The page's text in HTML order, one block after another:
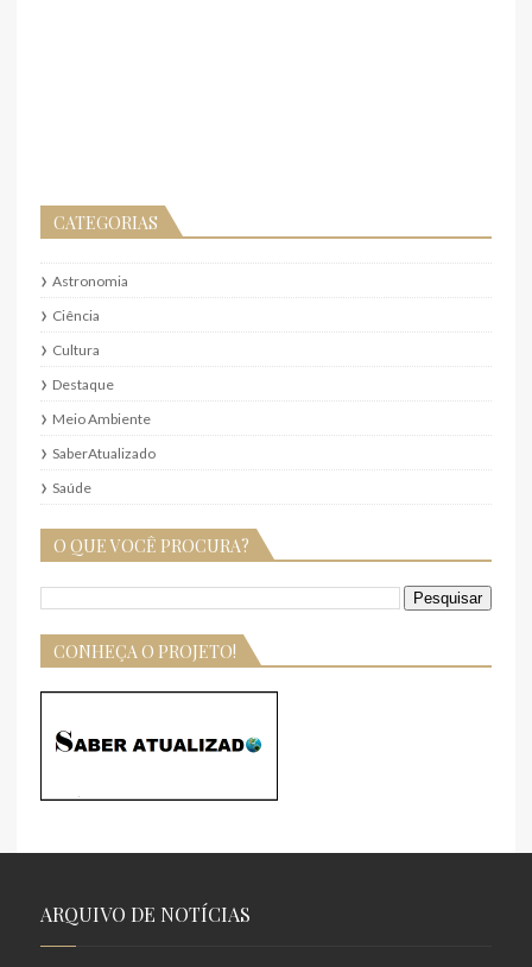
CATEGORIAS
Astronomia
Ciência
Cultura
Destaque
Meio Ambiente
SaberAtualizado
Saúde
O QUE VOCÊ PROCURA?
CONHEÇA O PROJETO!
ARQUIVO DE NOTÍCIAS